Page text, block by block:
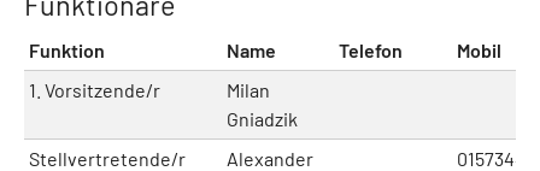
Funktion Name Telefon
Mobil
1. Vorsitzende/r
Milan
Gniadzik
Stellvertretende/r
Alexander